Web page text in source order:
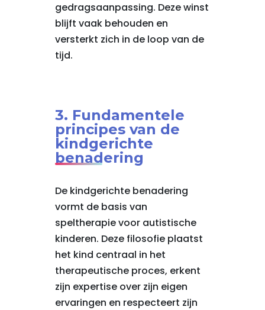
gedragsaanpassing. Deze winst
blijft vaak behouden en
versterkt zich in de loop van de
tijd.
3. Fundamentele
principes van de
kindgerichte
benadering
De kindgerichte benadering
vormt de basis van
speltherapie voor autistische
kinderen. Deze filosofie plaatst
het kind centraal in het
therapeutische proces, erkent
zijn expertise over zijn eigen
ervaringen en respecteert zijn